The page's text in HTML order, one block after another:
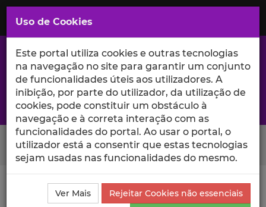
Saltar
para
Conteúdo
Principal
A excelência da investigação e ciência no Iscte
Search Button
Ciência_Iscte Autores Shaozhuang Ma
Outras
Atividades
Uso de Cookies
Este portal utiliza cookies e outras tecnologias
na navegação no site para garantir um conjunto
de funcionalidades úteis aos utilizadores. A
inibição, por parte do utilizador, da utilização de
cookies, pode constituir um obstáculo à
navegação e à correta interação com as
funcionalidades do portal. Ao usar o portal, o
utilizador está a consentir que estas tecnologias
sejam usadas nas funcionalidades do mesmo.
Ver Mais
Rejeitar Cookies não essenciais